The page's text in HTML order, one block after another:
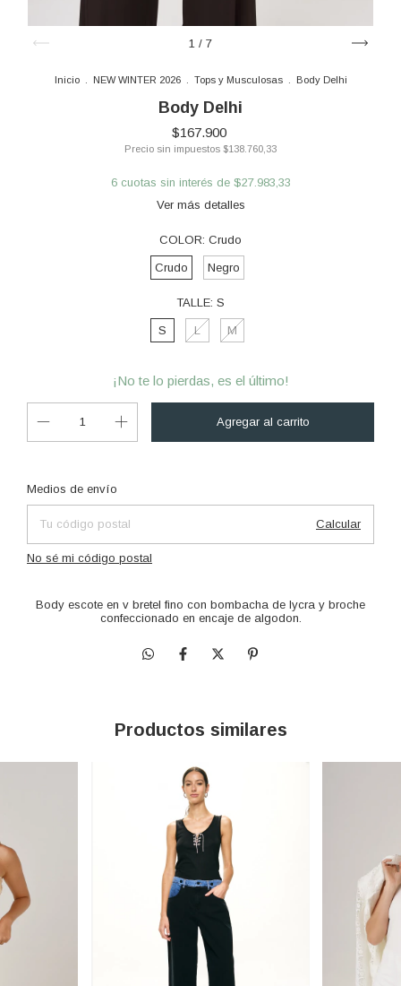
1 / 7
Inicio NEW WINTER 2026 Tops y Musculosas Body Delhi
Body Delhi
$167.900
Precio sin impuestos $138.760,33
6 cuotas sin interés de $27.983,33
Ver más detalles
COLOR: Crudo
Crudo Negro
TALLE: S
S L M
¡No te lo pierdas, es el último!
Entregas para el CP:
Medios de envío
Calcular
No sé mi código postal
Body escote en v bretel fino con bombacha de lycra y broche
confeccionado en encaje de algodon.
Productos similares